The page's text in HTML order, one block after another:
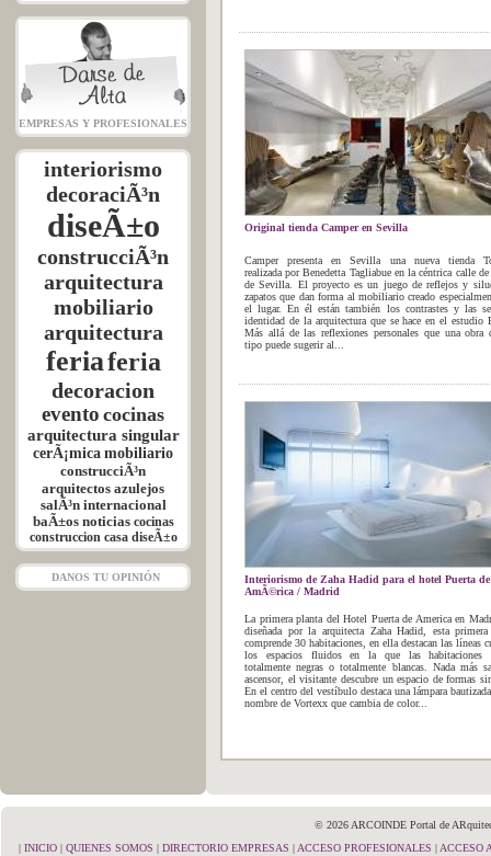
EMPRESAS Y PROFESIONALES
interiorismo
decoraciÃ³n
diseÃ±o
construcciÃ³n
arquitectura
mobiliario
arquitectura
feriaferia
decoracion
evento cocinas
arquitectura singular
cerÃ¡mica mobiliario
construcciÃ³n
arquitectos azulejos
salÃ³n internacional
baÃ±os noticias cocinas
construccion casa diseÃ±o
DANOS TU OPINIÓN
Original tienda Camper en Sevilla
Camper presenta en Sevilla una nueva tienda
realizada por Benedetta Tagliabue en la céntrica calle de
de Sevilla. El proyecto es un juego de reflejos y
zapatos que dan forma al mobiliario creado
el lugar. En él están también los contrastes y las
identidad de la arquitectura que se hace en el estudio
Más allá de las reflexiones personales que una obra
tipo puede sugerir al...
Interiorismo de Zaha Hadid para el hotel Puerta de
AmÃ©rica / Madrid
La primera planta del Hotel Puerta de America en
diseñada por la arquitecta Zaha Hadid, esta primera
comprende 30 habitaciones, en ella destacan las líneas
los espacios fluidos en la que las habitaciones
totalmente negras o totalmente blancas. Nada más
ascensor, el visitante descubre un espacio de formas
En el centro del vestíbulo destaca una lámpara
nombre de Vortexx que cambia de color...
© 2026 ARCOINDE Portal de
| INICIO | QUIENES SOMOS | DIRECTORIO EMPRESAS | ACCESO PROFESIONALES | ACCESO